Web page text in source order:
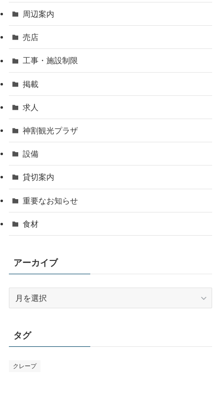
周辺案内
売店
工事・施設制限
掲載
求人
神割観光プラザ
設備
貸切案内
重要なお知らせ
食材
アーカイブ
ブ
タグ
クレープ